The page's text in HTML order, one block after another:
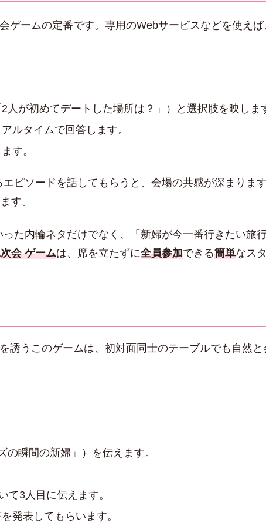
ゲームの定番です。専用のWebサービスなどを使え
が初めてデートした場所は？」）と選択肢を映しま
ルタイムで回答します。
す。
ピソードを話してもらうと、会場の共感が深まりま
す。
た内輪ネタだけでなく、「新婦が今一番行きたい旅
会 ゲームは、席を立たずに全員参加できる簡単なス
誘うこのゲームは、初対面同士のテーブルでも自然
瞬間の新婦」）を伝えます。
て3人目に伝えます。
発表してもらいます。